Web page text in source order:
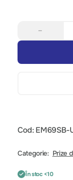
−
Cod: EM69SB-
Categorie: Prize
În stoc <10